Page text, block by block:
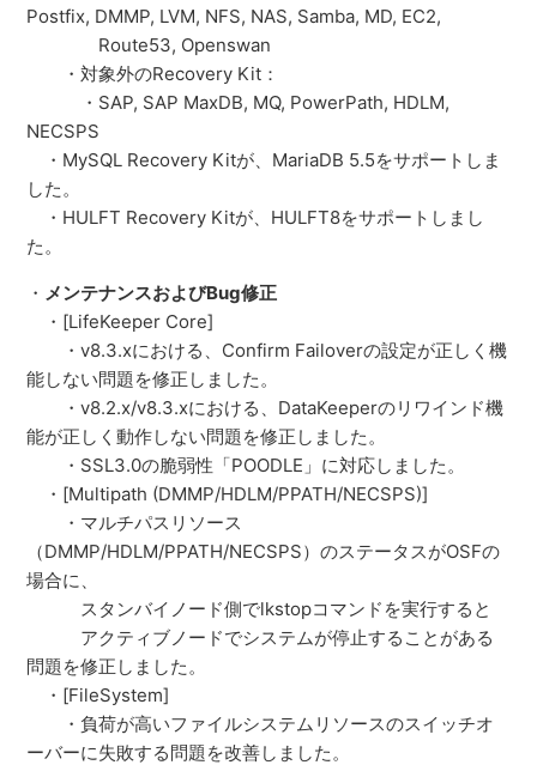
Postfix, DMMP, LVM, NFS, NAS, Samba, MD, EC2,
Route53, Openswan
・対象外のRecovery Kit：
・ SAP, SAP MaxDB, MQ, PowerPath, HDLM,
NECSPS
・MySQL Recovery Kitが、MariaDB 5.5をサポートしま
した。
・HULFT Recovery Kitが、HULFT8をサポートしまし
た。
・ メンテナンスおよびBug修正
・[LifeKeeper Core]
・v8.3.xにおける、Confirm Failoverの設定が正しく機
能しない問題を修正しました。
・v8.2.x/v8.3.xにおける、DataKeeperのリワインド機
能が正しく動作しない問題を修正しました。
・SSL3.0の脆弱性「POODLE」に対応しました。
・[Multipath (DMMP/HDLM/PPATH/NECSPS)]
・マルチパスリソース
（DMMP/HDLM/PPATH/NECSPS）のステータスがOSFの
場合に、
スタンバイノード側でlkstopコマンドを実行すると
アクティブノードでシステムが停止することがある
問題を修正しました。
・[FileSystem]
・負荷が高いファイルシステムリソースのスイッチオ
ーバーに失敗する問題を改善しました。